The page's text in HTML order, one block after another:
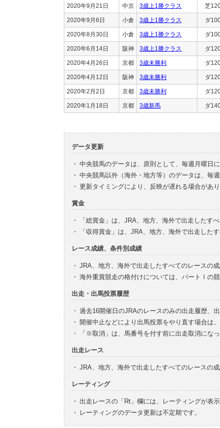
2020年9月21日 中京 3歳上1勝クラス 芝
2020年9月6日 小倉 3歳上1勝クラス ダ
2020年8月30日 小倉 3歳上1勝クラス ダ
2020年6月14日 阪神 3歳上1勝クラス ダ
2020年4月26日 京都 3歳未勝利 ダ
2020年4月12日 阪神 3歳未勝利 ダ
2020年2月2日 京都 3歳未勝利 ダ
2020年1月18日 京都 3歳新馬 ダ
データ更新
・ 中央競馬のデータは、原則として、毎週月曜日
・ 中央競馬以外（海外・地方等）のデータは、毎
・ 更新タイミングにより、反映が遅れる場合があ
賞金
・
「総賞金」は、JRA、地方、海外で出走したす
・
「収得賞金」は、JRA、地方、海外で出走した
レース成績、条件別成績
・ JRA、地方、海外で出走したすべてのレースの
・ 海外重賞競走の格付けについては、パートⅠの
出走・出馬投票履歴
・ 過去16開催日のJRAのレースのみの出走履歴、
・ 開催中止などにより出馬投票をやり直す場合は
・
「※取消」は、馬番号を付す前に出走取消にな
出走レース
・ JRA、地方、海外で出走したすべてのレースの
レーティング
・ 出走レースの「Rt」欄には、レーティングが表
・
レーティングのデータ更新は不定期です。